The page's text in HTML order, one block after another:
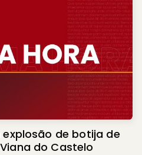
de botija de
do Castelo